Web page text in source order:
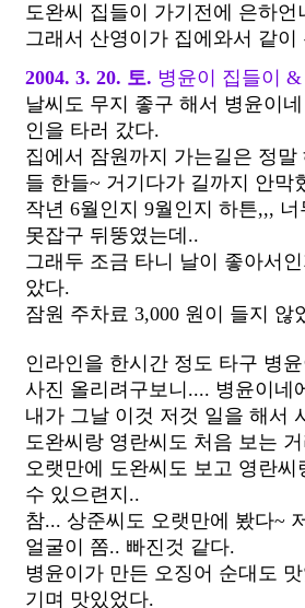
도완씨 집들이 가기전에 은하
그래서 산영이가 집에와서 같
2004. 3. 20. 토. 병윤이 집들이
날씨도 무지 좋구 해서 병윤이
인을 타러 갔다.
집에서 잠원까지 가는길은 정
들 한들~ 거기다가 길까지 안막
작년 6월인지 9월인지 하튼,,,
못잡구 뒤뚱였는데..
그래두 조금 타니 날이 좋아서
았다.
잠원 주차료 3,000 원이 들지
인라인을 한시간 정도 타구 병
사진 올리려구보니.... 병윤이네
내가 그날 이것 저것 일을 해서
도완씨랑 영란씨도 처음 보는
오랫만에 도완씨도 보고 영란
수 있으련지..
참... 상준씨도 오랫만에 봤다~
얼굴이 쫌.. 빠진것 같다.
병윤이가 만든 오징어 순대도
기며 맛있었다.